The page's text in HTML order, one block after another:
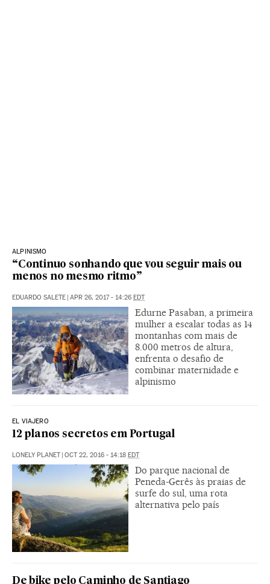
ALPINISMO
“Continuo sonhando que vou seguir mais ou
menos no mesmo ritmo”
EDUARDO SALETE APR 26, 2017 - 14:26 EDT
Edurne Pasaban, a primeira
mulher a escalar todas as 14
montanhas com mais de
8.000 metros de altura,
enfrenta o desafio de
combinar maternidade e
alpinismo
EL VIAJERO
12 planos secretos em Portugal
LONELY PLANET OCT 22, 2016 - 14:18 EDT
Do parque nacional de
Peneda-Gerês às praias de
surfe do sul, uma rota
alternativa pelo país
De bike pelo Caminho de Santiago